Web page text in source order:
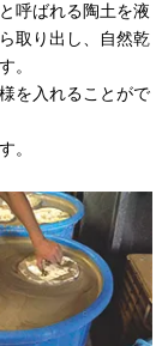
呼ばれる陶土を液
取り出し、自然乾
。
を入れることがで
。